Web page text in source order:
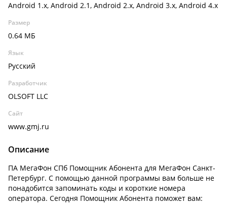
Android 1.x, Android 2.1, Android 2.x, Android 3.x, Android 4.x
Размер
0.64 МБ
Язык
Русский
Разработчик
OLSOFT LLC
Сайт
www.gmj.ru
Описание
ПА МегаФон СПб Помощник Абонента для МегаФон Санкт-
Петербург. С помощью данной программы вам больше не
понадобится запоминать коды и короткие номера
оператора. Сегодня Помощник Абонента поможет вам: